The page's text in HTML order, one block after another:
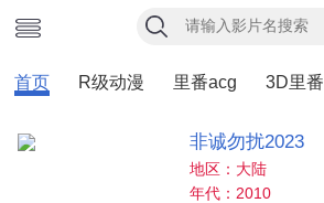
首页 R级动漫 里番acg 3D里番
非诚勿扰2023
地区：大陆
年代：2010